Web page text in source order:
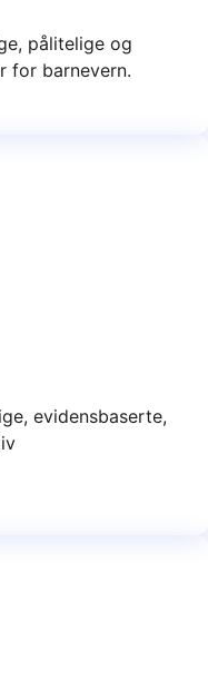
pålitelige og
for barnevern.
evidensbaserte,